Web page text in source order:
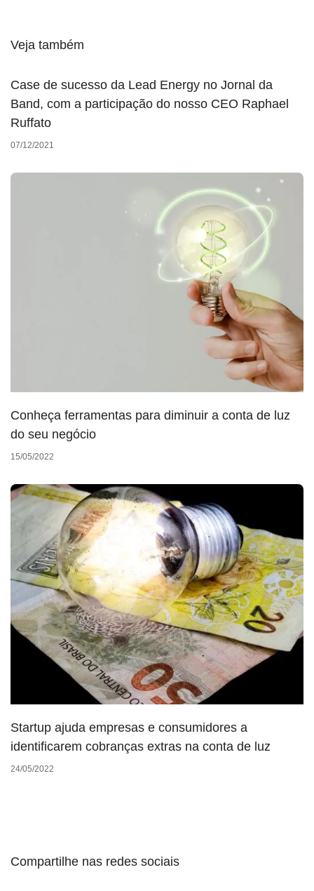
Veja também
Case de sucesso da Lead Energy no Jornal da
Band, com a participação do nosso CEO Raphael
Ruffato
07/12/2021
Conheça ferramentas para diminuir a conta de luz
do seu negócio
15/05/2022
Startup ajuda empresas e consumidores a
identificarem cobranças extras na conta de luz
24/05/2022
Compartilhe nas redes sociais